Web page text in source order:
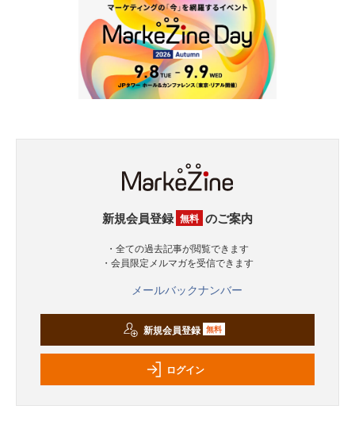
新規会員登録 無料 のご案内
・全ての過去記事が閲覧できます
・会員限定メルマガを受信できます
メールバックナンバー
新規会員登録 無料
ログイン